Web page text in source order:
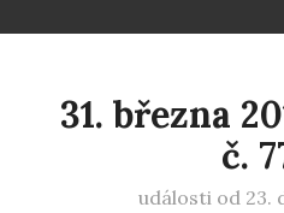
31. března
č.
události od 23.